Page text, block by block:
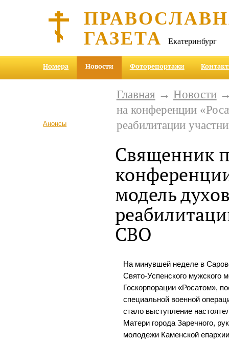
ГАЗЕТА Екатеринбург
Номера Новости Фоторепортажи
Анонсы
Главная → Новости→
на конференции
реабилитации
Священник
модель
СВО
На минувшей неделе в
Свято-Успенского мужского
Госкорпорации «Росатом»,
специальной военной
стало выступление
Матери города Заречного,
молодежи Каменской